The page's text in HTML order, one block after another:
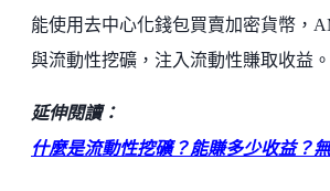
能使用去中心化錢包買賣加密貨幣，
與流動性挖礦，注入流動性賺取收益。
延伸閱讀：
什麼是流動性挖礦？能賺多少收益？